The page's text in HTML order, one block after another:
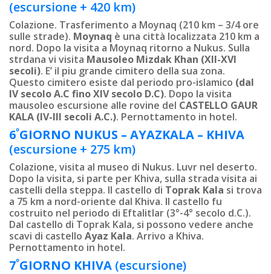
(escursione + 420 km)
Colazione. Trasferimento a Moynaq (210 km – 3/4 ore
sulle strade). Moynaq è una città localizzata 210 km a
nord. Dopo la visita a Moynaq ritorno a Nukus. Sulla
strdana vi visita Mausoleo Mizdak Khan (XII-XVI
secoli). E’ il piu grande cimitero della sua zona.
Questo cimitero esiste dal periodo pro-islamico (dal
IV secolo A.C fino XIV secolo D.C). Dopo la visita
mausoleo escursione alle rovine del CASTELLO GAUR
KALA (IV-III secoli A.C.). Pernottamento in hotel.
6ºGIORNO NUKUS – AYAZKALA – KHIVA
(escursione + 275 km)
Colazione, visita al museo di Nukus. Luvr nel deserto.
Dopo la visita, si parte per Khiva, sulla strada visita ai
castelli della steppa. Il castello di Toprak Kala si trova
a 75 km a nord-oriente dal Khiva. Il castello fu
costruito nel periodo di Eftalitlar (3°-4° secolo d.C.).
Dal castello di Toprak Kala, si possono vedere anche
scavi di castello Ayaz Kala. Arrivo a Khiva.
Pernottamento in hotel.
7ºGIORNO KHIVA (escursione)